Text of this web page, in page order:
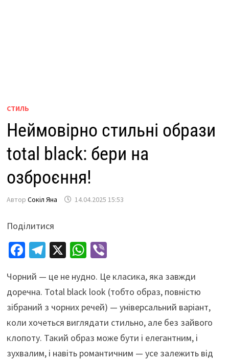
СТИЛЬ
Неймовірно стильні образи
total black: бери на
озброєння!
Автор Сокіл Яна 14.04.2025 15:53
Поділитися
Fa
b
o
o
k
Te
gr
a
m
X W
at
sA
p
p
Vi
er
Чорний — це не нудно. Це класика, яка завжди
доречна. Total black look (тобто образ, повністю
зібраний з чорних речей) — універсальний варіант,
коли хочеться виглядати стильно, але без зайвого
клопоту. Такий образ може бути і елегантним, і
зухвалим, і навіть романтичним — усе залежить від